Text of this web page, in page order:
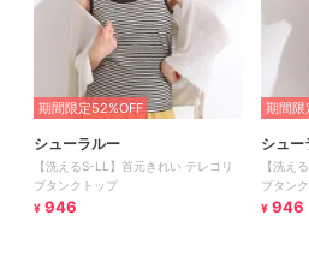
期間限定52%OFF
シューラルー
【洗えるS-LL】首元きれい テレコリ
ブタンクトップ
¥ 946
期間限
シュー
【洗え
ブタン
¥ 946